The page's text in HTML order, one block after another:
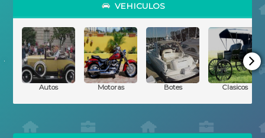
Ecuador
El Salvador
VEHICULOS
Autos Motoras Botes Clasicos